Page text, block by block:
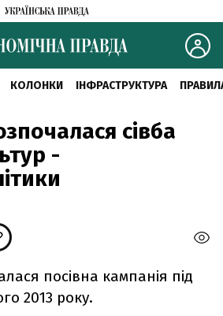
КОЛОНКИ ІНФРАСТРУКТУРА
сівба
-
посівна кампанія під
2013 року.